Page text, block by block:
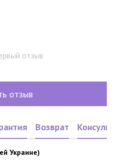
отзыв
отзыв
Возврат
Украине)